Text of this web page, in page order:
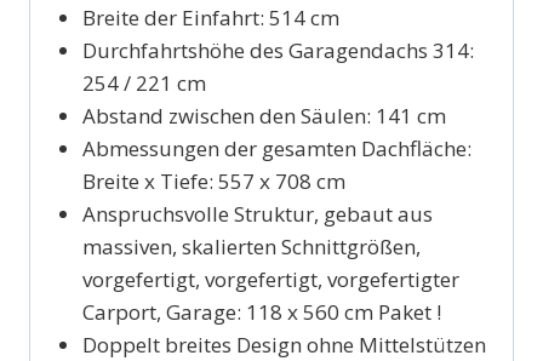
Breite der Einfahrt: 514 cm
Durchfahrtshöhe des Garagendachs 314:
254 / 221 cm
Abstand zwischen den Säulen: 141 cm
Abmessungen der gesamten Dachfläche:
Breite x Tiefe: 557 x 708 cm
Anspruchsvolle Struktur, gebaut aus
massiven, skalierten Schnittgrößen,
vorgefertigt, vorgefertigt, vorgefertigter
Carport, Garage: 118 x 560 cm Paket !
Doppelt breites Design ohne Mittelstützen